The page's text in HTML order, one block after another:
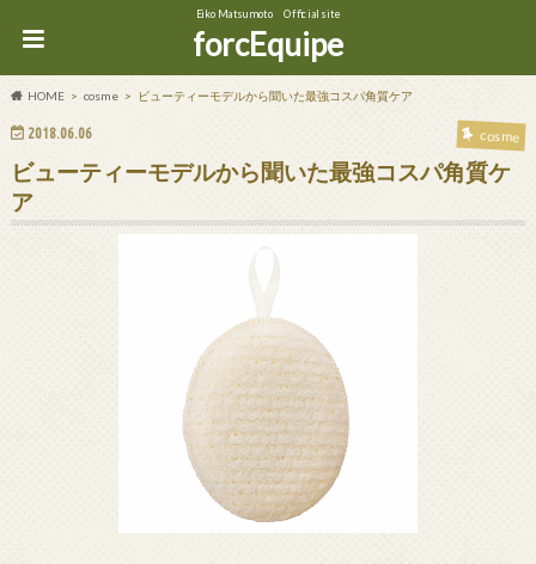
Eiko Matsumoto Official site
forcEquipe
HOME cosme ビューティーモデルから聞いた最強コスパ角質ケア
2018.06.06 cosme
ビューティーモデルから聞いた最強コスパ角質ケ
ア